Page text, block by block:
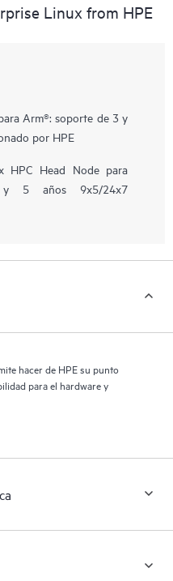
Linux from HPE
Arm®: soporte de 3 y
por HPE
HPC Head Node para
5 años 9x5/24x7
hacer de HPE su punto
para el hardware y